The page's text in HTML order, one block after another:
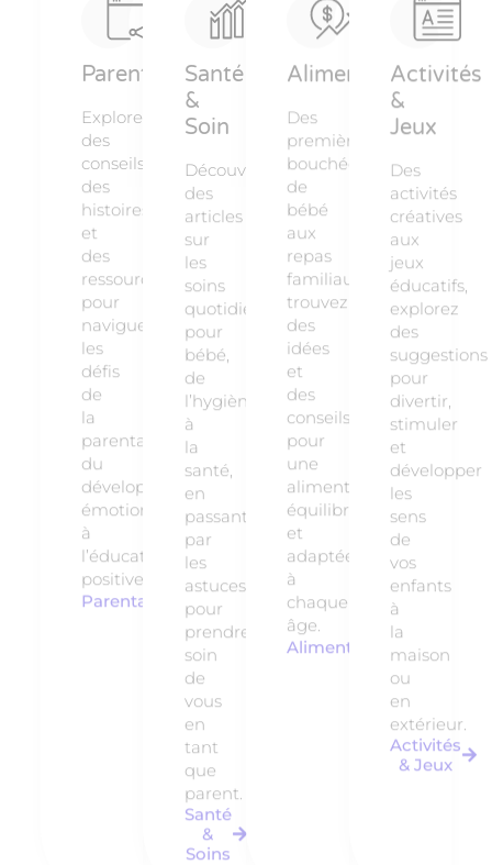
Parentalité
Explorez
des
conseils,
des
histoires
et
des
ressources
pour
naviguer
les
défis
de
la
parentalité,
du
développement
émotionnel
à
l’éducation
positive.
Parentalité
Santé
&
Soin
Découvrez
des
articles
sur
les
soins
quotidiens
pour
bébé,
de
l’hygiène
à
la
santé,
en
passant
par
les
astuces
pour
prendre
soin
de
vous
en
tant
que
parent.
Santé
&
Soins
Alimentation
Des
premières
bouchées
de
bébé
aux
repas
familiaux,
trouvez
des
idées
et
des
conseils
pour
une
alimentation
équilibrée
et
adaptée
à
chaque
âge.
Alimentation
Activités
&
Jeux
Des
activités
créatives
aux
jeux
éducatifs,
explorez
des
suggestions
pour
divertir,
stimuler
et
développer
les
sens
de
vos
enfants
à
la
maison
ou
en
extérieur.
Activités
& Jeux